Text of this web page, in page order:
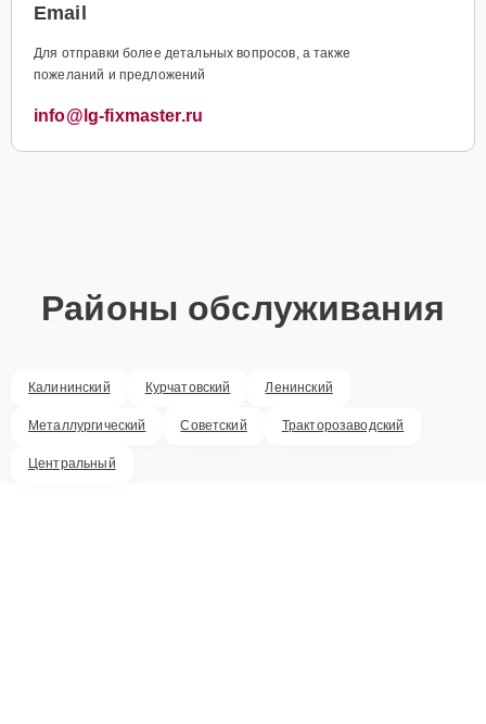
Email
Для отправки более детальных вопросов, а также
пожеланий и предложений
info@lg-fixmaster.ru
Районы обслуживания
Калининский Курчатовский Ленинский
Металлургический Советский Тракторозаводский
Центральный